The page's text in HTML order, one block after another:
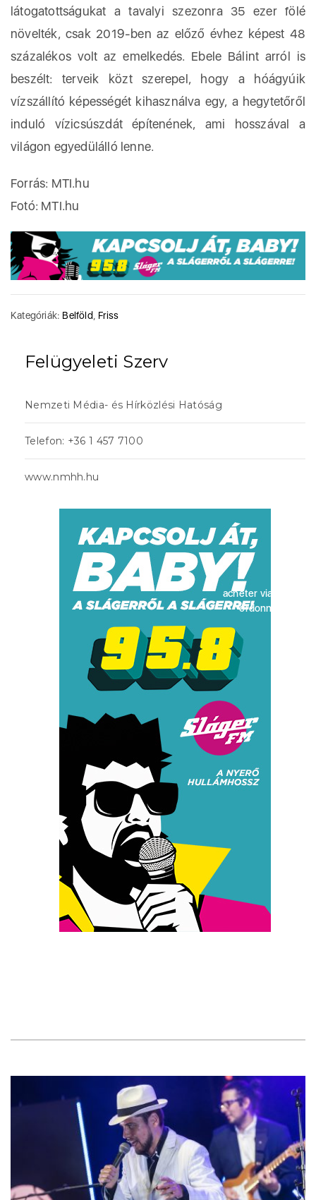
látogatottságukat a tavalyi szezonra 35 ezer fölé
növelték, csak 2019-ben az előző évhez képest 48
százalékos volt az emelkedés. Ebele Bálint arról is
beszélt: terveik közt szerepel, hogy a hóágyúik
vízszállító képességét kihasználva egy, a hegytetőről
induló vízicsúszdát építenének, ami hosszával a
világon egyedülálló lenne.
Forrás: MTI.hu
Fotó: MTI.hu
Kategóriák: Belföld Friss
Felügyeleti Szerv
Nemzeti Média- és Hírközlési Hatóság
Telefon: +36 1 457 7100
www.nmhh.hu
acheter viagra sans
ordonnance